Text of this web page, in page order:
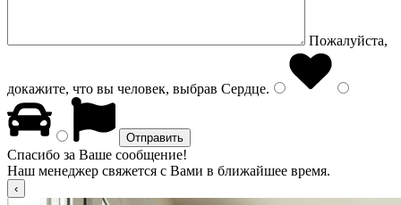
Пожалуйста,
докажите, что вы человек, выбрав Сердце.
Спасибо за Ваше сообщение!
Наш менеджер свяжется с Вами в ближайшее время.